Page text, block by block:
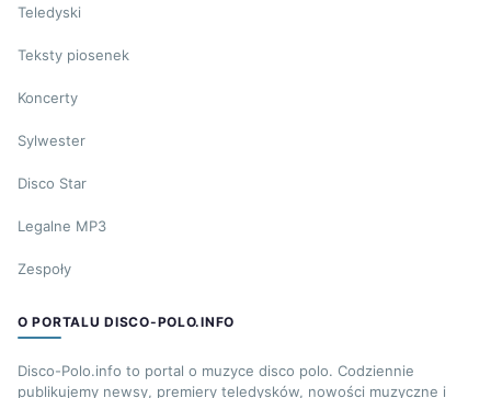
Teledyski
Teksty piosenek
Koncerty
Sylwester
Disco Star
Legalne MP3
Zespoły
O PORTALU DISCO-POLO.INFO
Disco-Polo.info to portal o muzyce disco polo. Codziennie
publikujemy newsy, premiery teledysków, nowości muzyczne i